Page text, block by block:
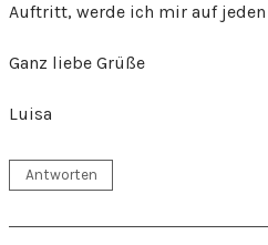
Auftritt, werde ich mir auf jeden
Ganz liebe Grüße
Luisa
Antworten